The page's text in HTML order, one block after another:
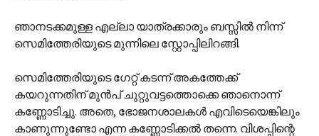
ഞാനടക്കമുള്ള എല്ലാ യാത്രക്കാരും ബസ്സില്‍ നിന്ന്
സെമിത്തേരിയുടെ മുന്നിലെ സ്റ്റോപ്പിലിറങ്ങി.
സെമിത്തേരിയുടെ ഗേറ്റ് കടന്ന് അകത്തേക്ക്
കയറുന്നതിന് മുന്‍പ് ചുറ്റുവട്ടത്തൊക്കെ ഞാനൊന്ന്
കണ്ണോടിച്ചു. അതെ, ഭോജനശാലകള്‍ എവിടെയെങ്കിലും
കാണുന്നുണ്ടോ എന്ന കണ്ണോടിക്കല്‍ തന്നെ. വിശപ്പിന്റെ